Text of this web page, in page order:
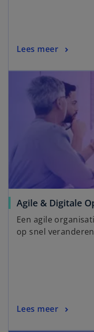
Lees meer
Agile & Digitale
Een agile
op snel
Lees meer